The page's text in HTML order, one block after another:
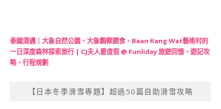
泰國清邁｜大象自然公園、大象觀察餵食、Baan Kang Wat藝術村的
一日深度森林探索旅行 | CJ夫人愛度假 @ Funliday 旅遊回憶、遊記攻
略、行程規劃
【日本冬季滑雪專題】超過50篇自助滑雪攻略